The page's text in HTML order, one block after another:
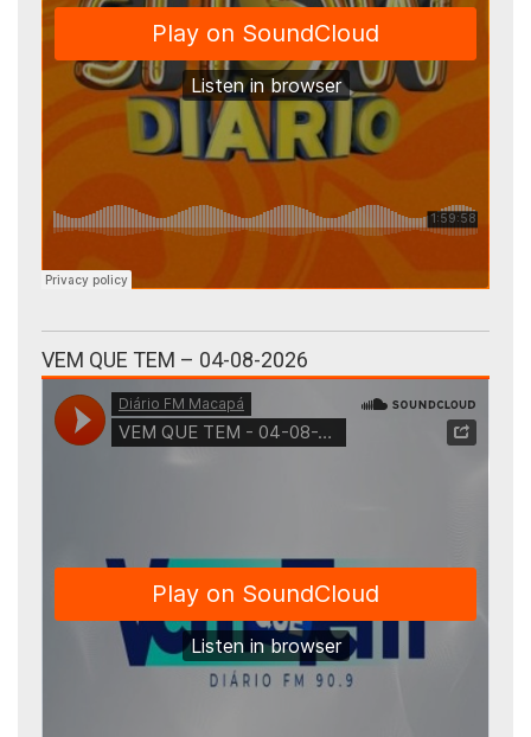
VEM QUE TEM – 04-08-2026